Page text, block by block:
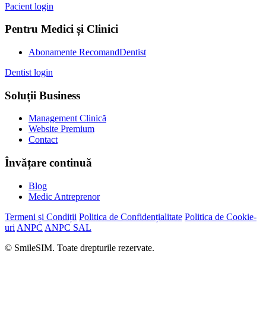
Pacient login
Pentru Medici și Clinici
Abonamente RecomandDentist
Dentist login
Soluții Business
Management Clinică
Website Premium
Contact
Învățare continuă
Blog
Medic Antreprenor
Termeni și Condiții Politica de Confidențialitate Politica de Cookie-
uri ANPC ANPC SAL
© SmileSIM. Toate drepturile rezervate.